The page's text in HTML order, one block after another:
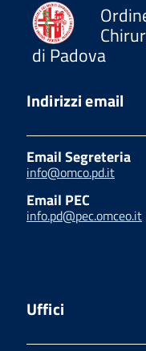
di Padova
Indirizzi email
Email Segreteria
info@omco.pd.it
Email PEC
info.pd@pec.omceo.it
Uffici